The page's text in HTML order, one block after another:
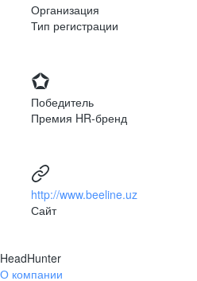
Организация
Тип регистрации
Победитель
Премия HR-бренд
http://www.beeline.uz
Сайт
HeadHunter
О компании